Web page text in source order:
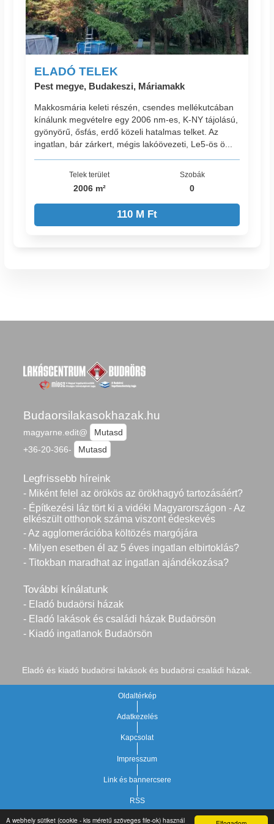
A webhely sütiket (cookie - kis méretű szöveges file-ok) használ
ELADÓ TELEK
Pest megye, Budakeszi, Máriamakk
Makkosmária keleti részén, csendes mellékutcában
kínálunk megvételre egy 2006 nm-es, K-NY tájolású,
gyönyörű, ősfás, erdő közeli hatalmas telket. Az
ingatlan, bár zárkert, mégis lakóövezeti, Le5-ös ö...
Telek terület
2006 m²
Szobák
0
110 M Ft
Budaorsilakasokhazak.hu
magyarne.edit@
Mutasd
+36-20-366-
Mutasd
Legfrissebb híreink
- Miként felel az örökös az örökhagyó tartozásáért?
- Építkezési láz tört ki a vidéki Magyarországon - Az
elkészült otthonok száma viszont édeskevés
- Az agglomerációba költözés margójára
- Milyen esetben él az 5 éves ingatlan elbirtoklás?
- Titokban maradhat az ingatlan ajándékozása?
További kínálatunk
- Eladó budaörsi házak
- Eladó lakások és családi házak Budaörsön
- Kiadó ingatlanok Budaörsön
Eladó és kiadó budaörsi lakások és budaörsi családi házak.
Oldaltérkép
Adatkezelés
Kapcsolat
Impresszum
Link és bannercsere
RSS